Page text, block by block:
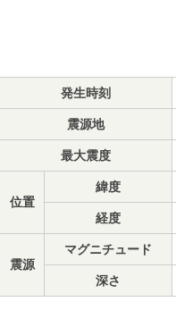
発生時刻
震源地
最大震度
位置
緯度
経度
震源
マグニチュード
深さ